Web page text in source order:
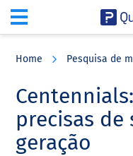
content
sidebar
Home Pesquisa de
precisas de
geração